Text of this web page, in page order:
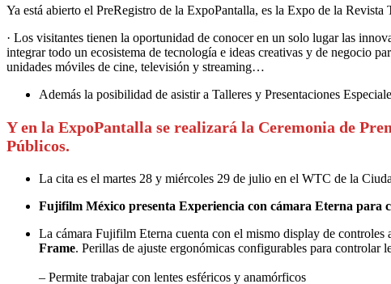
Ya está abierto el PreRegistro de la ExpoPantalla, es la Expo de la
· Los visitantes tienen la oportunidad de conocer en un solo lugar las
integrar todo un ecosistema de tecnología e ideas creativas y de negocio
unidades móviles de cine, televisión y streaming…
Además la posibilidad de asistir a Talleres y Presentaciones
Y en la ExpoPantalla se realizará la Ceremonia de
Públicos.
La cita es el martes 28 y miércoles 29 de julio en el WTC de la
Fujifilm México presenta Experiencia con cámara Eterna para
La cámara Fujifilm Eterna cuenta con el mismo display de controles
Frame. Perillas de ajuste ergonómicas configurables para
– Permite trabajar con lentes esféricos y anamórficos